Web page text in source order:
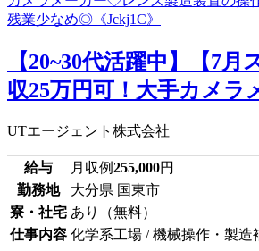
【20~30代活躍中】【7月
収25万円可！大手カメラ
UTエージェント株式会社
給与 月収例255,000円
勤務地
大分県 国東市
寮・社宅 あり（無料）
仕事内容 化学系工場 / 機械操作・製造